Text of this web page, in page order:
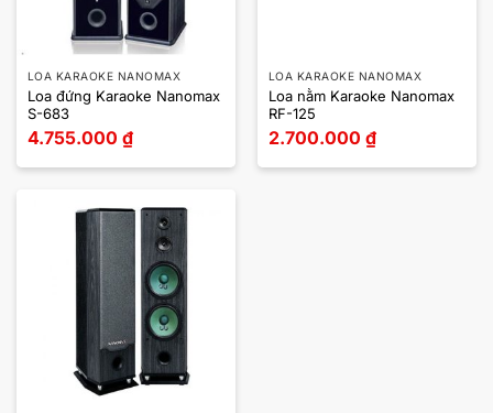
LOA KARAOKE NANOMAX
Loa đứng Karaoke Nanomax
S-683
4.755.000 ₫
LOA KARAOKE NANOMAX
Loa nằm Karaoke Nanomax
RF-125
2.700.000 ₫